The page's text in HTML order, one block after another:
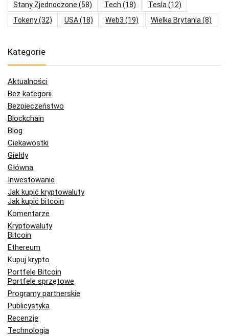
Stany Zjednoczone (58) Tech (18) Tesla (12)
Tokeny(32) USA(18) Web3 (19) Wielka Brytania (8)
Kategorie
Aktualności
Bez kategorii
Bezpieczeństwo
Blockchain
Blog
Ciekawostki
Giełdy
Główna
Inwestowanie
Jak kupić kryptowaluty
Jak kupić bitcoin
Komentarze
Kryptowaluty
Bitcoin
Ethereum
Kupuj krypto
Portfele Bitcoin
Portfele sprzętowe
Programy partnerskie
Publicystyka
Recenzje
Technologia